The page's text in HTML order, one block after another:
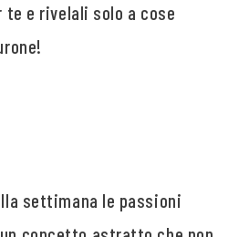
e rivelali solo a cose
settimana le passioni